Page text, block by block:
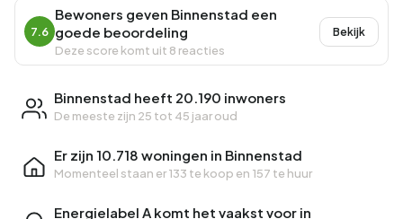
7.6
Bewoners geven Binnenstad een
goede beoordeling
Deze score komt uit 8 reacties
Bekijk
Binnenstad heeft 20.190 inwoners
De meeste zijn 25 tot 45 jaar oud
Er zijn 10.718 woningen in Binnenstad
Momenteel staan er133 te koop en 157 te huur
Energielabel A komt het vaakst voor in